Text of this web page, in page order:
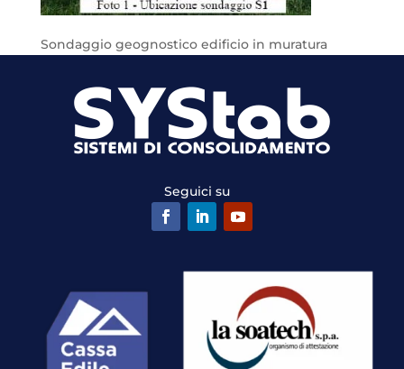
Sondaggio geognostico edificio in muratura
Seguici su